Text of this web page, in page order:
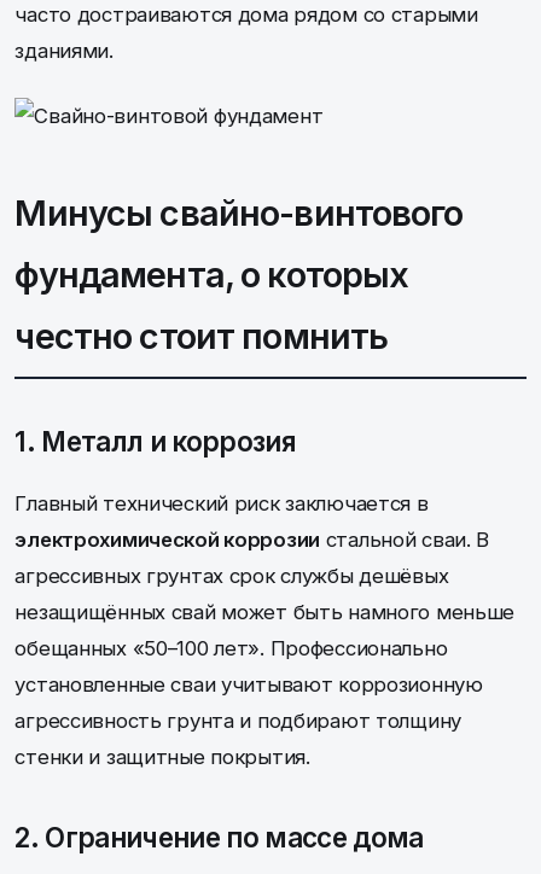
часто достраиваются дома рядом со старыми
зданиями.
Минусы свайно-винтового
фундамента, о которых
честно стоит помнить
1. Металл и коррозия
Главный технический риск заключается в
электрохимической коррозии стальной сваи. В
агрессивных грунтах срок службы дешёвых
незащищённых свай может быть намного меньше
обещанных «50–100 лет». Профессионально
установленные сваи учитывают коррозионную
агрессивность грунта и подбирают толщину
стенки и защитные покрытия.
2. Ограничение по массе дома